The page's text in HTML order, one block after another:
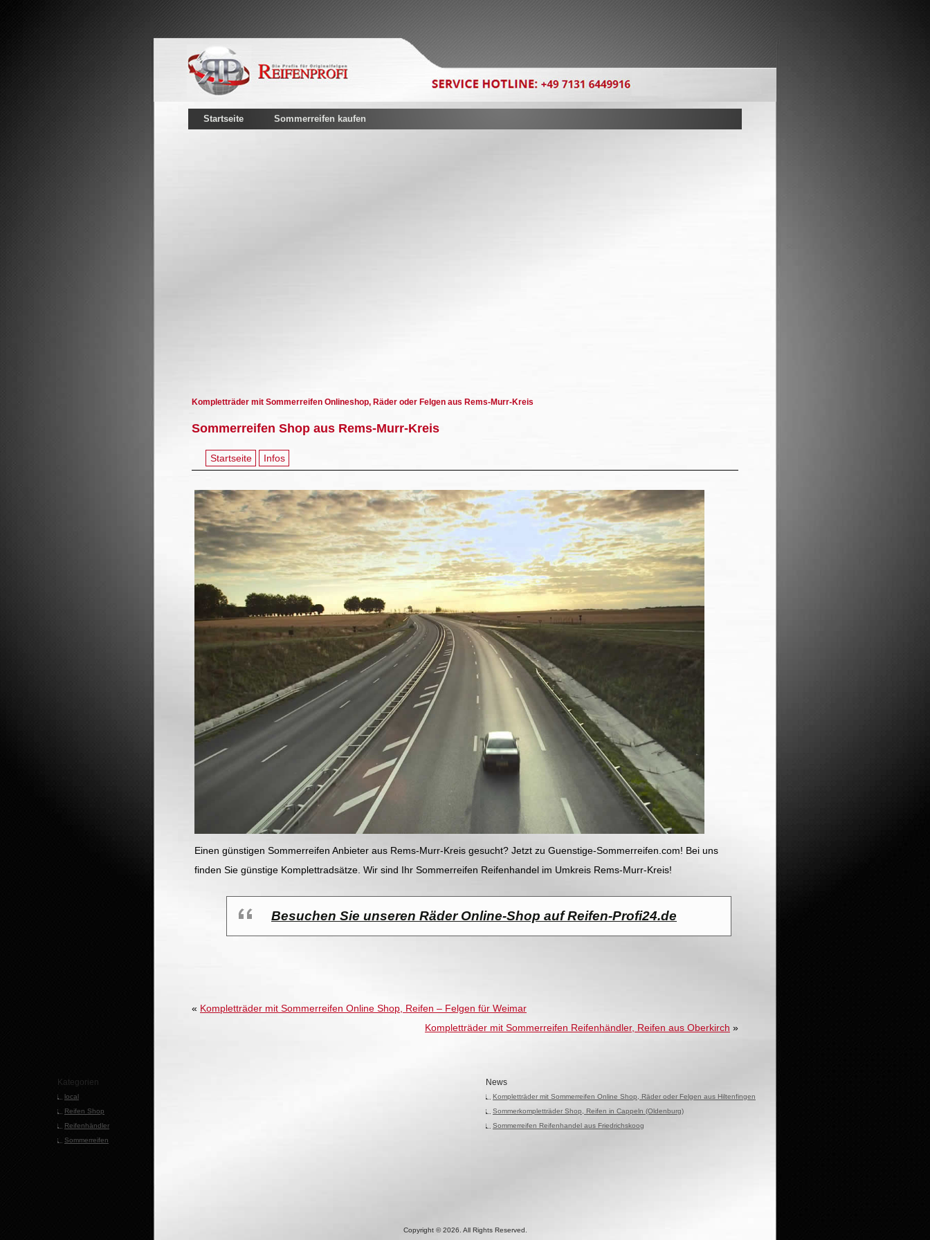
Startseite Sommerreifen kaufen
Kompletträder mit Sommerreifen Onlineshop, Räder oder Felgen aus Rems-Murr-Kreis
Sommerreifen Shop aus Rems-Murr-Kreis
Startseite Infos
Einen günstigen Sommerreifen Anbieter aus Rems-Murr-Kreis gesucht? Jetzt zu Guenstige-Sommerreifen.com! Bei uns
finden Sie günstige Komplettradsätze. Wir sind Ihr Sommerreifen Reifenhandel im Umkreis Rems-Murr-Kreis!
Besuchen Sie unseren Räder Online-Shop auf Reifen-Profi24.de
« Kompletträder mit Sommerreifen Online Shop, Reifen – Felgen für Weimar
Kompletträder mit Sommerreifen Reifenhändler, Reifen aus Oberkirch »
Kategorien
local
Reifen Shop
Reifenhändler
Sommerreifen
News
Kompletträder mit Sommerreifen Online Shop, Räder oder Felgen aus Hiltenfingen
Sommerkompletträder Shop, Reifen in Cappeln (Oldenburg)
Sommerreifen Reifenhandel aus Friedrichskoog
Copyright © 2026. All Rights Reserved.